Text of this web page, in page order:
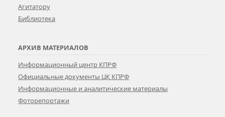
Агитатору
Библиотека
АРХИВ МАТЕРИАЛОВ
Информационный центр КПРФ
Официальные документы ЦК КПРФ
Информационные и аналитические материалы
Фоторепортажи